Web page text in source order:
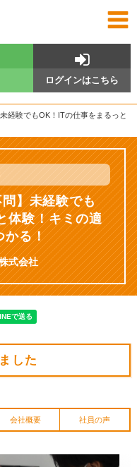
ログインはこちら
験でもOK！ITの仕事をまるっと
】未経験でも
体験！キミの適
かる！
式会社
した
会社概要 社員の声